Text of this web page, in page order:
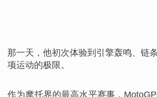
那一天，他初次体验到引擎轰鸣、链
项运动的极限。
作为摩托界的最高水平赛事，